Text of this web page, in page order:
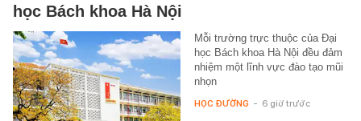
học Bách khoa Hà Nội
Mỗi trường trực thuộc của Đại
học Bách khoa Hà Nội đều đảm
nhiệm một lĩnh vực đào tạo mũi
nhọn
HỌC ĐƯỜNG - 6 giờ trước